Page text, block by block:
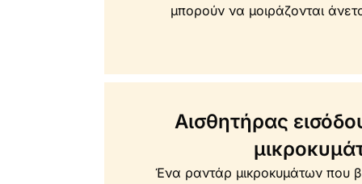
μπορούν να μοιράζονται
Αισθητήρας
Ένα ραντάρ μικροκυμάτων που